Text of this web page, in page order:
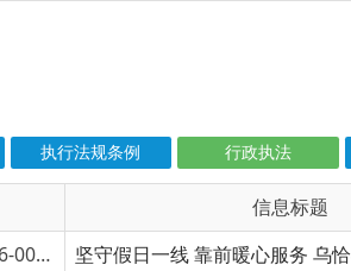
信息标题
坚守假日一线 靠前暖心服务 乌恰县多部门联...
乌恰县文旅局联合多部门开展“五一”节前联...